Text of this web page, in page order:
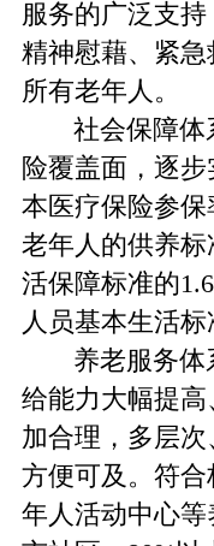
服务的广泛支持
精神慰藉、紧
所有老年人。
社会保障体
险覆盖面，逐
本医疗保险参保
老年人的供养
活保障标准的
人员基本生活标
养老服务
给能力大幅提
加合理，多层
方便可及。符
年人活动中心